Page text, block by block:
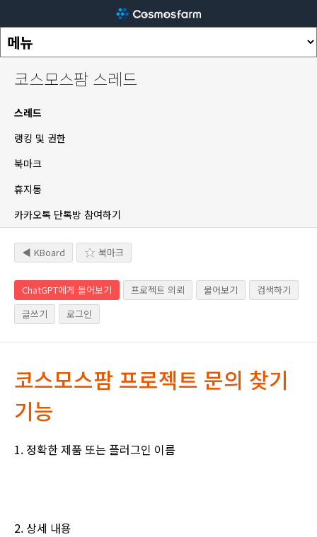
코스모스팜 스레드
스레드
랭킹 및 권한
북마크
휴지통
카카오톡 단톡방 참여하기
◀ KBoard 북마크
ChatGPT에게 물어보기 프로젝트 의뢰 물어보기
검색하기
글쓰기
로그인
코스모스팜 프로젝트 문의 찾기
기능
1. 정확한 제품 또는 플러그인 이름
2. 상세 내용